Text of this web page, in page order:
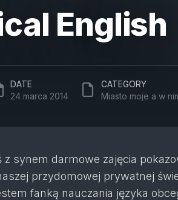
English
DATE
24 marca 2014
CATEGORY
Miasto moje a w
z synem darmowe zajęcia
przydomowej prywatnej
fanką nauczania języka